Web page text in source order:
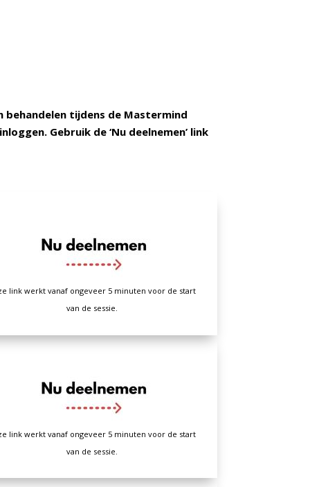
behandelen tijdens de Mastermind
Gebruik de ‘Nu deelnemen’ link
link werkt vanaf ongeveer 5 minuten voor de start
van de sessie.
link werkt vanaf ongeveer 5 minuten voor de start
van de sessie.